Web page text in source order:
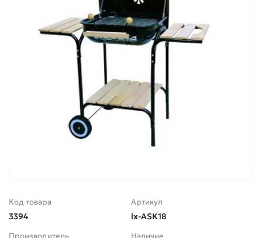
Код товара
3394
Артикул
lx-ASK18
Производитель Наличие